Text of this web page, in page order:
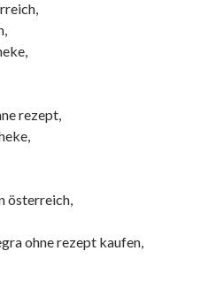
rezept,
österreich,
ohne rezept kaufen,